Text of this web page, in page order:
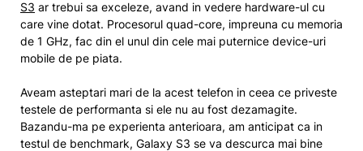
S3 ar trebui sa exceleze, avand in vedere hardware-ul cu
care vine dotat. Procesorul quad-core, impreuna cu memoria
de 1 GHz, fac din el unul din cele mai puternice device-uri
mobile de pe piata.
Aveam asteptari mari de la acest telefon in ceea ce priveste
testele de performanta si ele nu au fost dezamagite.
Bazandu-ma pe experienta anterioara, am anticipat ca in
testul de benchmark, Galaxy S3 se va descurca mai bine